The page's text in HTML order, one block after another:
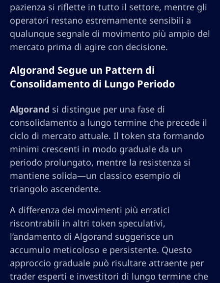
pazienza si riflette in tutto il settore, mentre gli
operatori restano estremamente sensibili a
qualunque segnale di movimento più ampio del
mercato prima di agire con decisione.
Algorand Segue un Pattern di
Consolidamento di Lungo Periodo
Algorand si distingue per una fase di
consolidamento a lungo termine che precede il
ciclo di mercato attuale. Il token sta formando
minimi crescenti in modo graduale da un
periodo prolungato, mentre la resistenza si
mantiene solida—un classico esempio di
triangolo ascendente.
A differenza dei movimenti più erratici
riscontrabili in altri token speculativi,
l’andamento di Algorand suggerisce un
accumulo meticoloso e persistente. Questo
approccio graduale può risultare attraente per
trader esperti e investitori di lungo termine che